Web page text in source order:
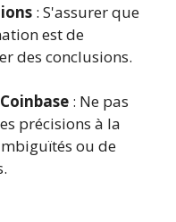
: S'assurer que
est de
des conclusions.
: Ne pas
précisions à la
ou de